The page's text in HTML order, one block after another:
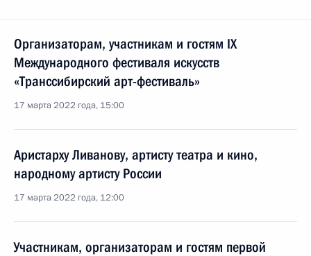
Организаторам, участникам и гостям IX
Международного фестиваля искусств
«Транссибирский арт-фестиваль»
17 марта 2022 года, 15:00
Аристарху Ливанову, артисту театра и кино,
народному артисту России
17 марта 2022 года, 12:00
Участникам, организаторам и гостям первой